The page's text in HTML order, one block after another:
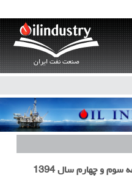
صنعت نفت ایران
و چهارم سال 1394